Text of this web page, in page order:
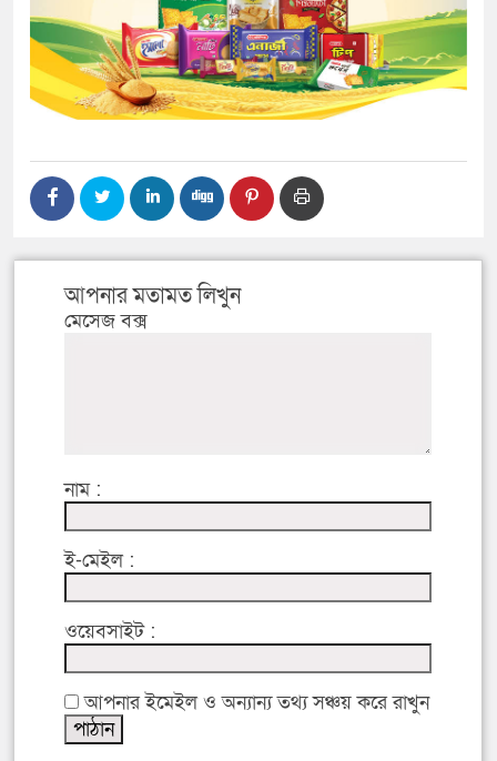
আপনার মতামত লিখুন
মেসেজ বক্স
নাম :
ই-মেইল :
ওয়েবসাইট :
আপনার ইমেইল ও অন্যান্য তথ্য সঞ্চয় করে রাখুন